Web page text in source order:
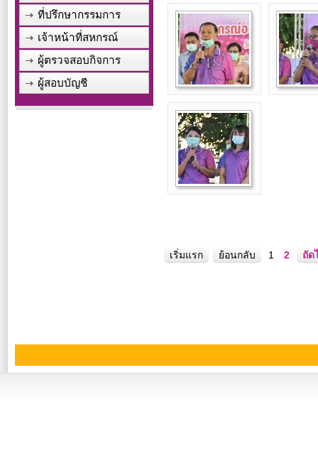
ที่ปรึกษากรรมการ
เจ้าหน้าที่สหกรณ์
ผู้ตรวจสอบกิจการ
ผู้สอบบัญชี
เริ่มแรก ย้อนกลับ 1 2 ถัด